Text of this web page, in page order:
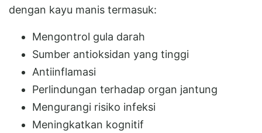
dengan kayu manis termasuk:
Mengontrol gula darah
Sumber antioksidan yang tinggi
Antiinflamasi
Perlindungan terhadap organ jantung
Mengurangi risiko infeksi
Meningkatkan kognitif